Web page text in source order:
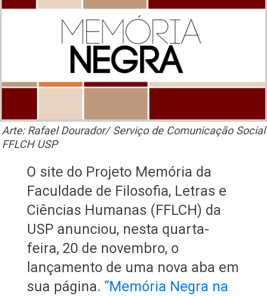
Arte: Rafael Dourador/ Serviço de Comunicação Social
FFLCH USP
O site do Projeto Memória da
Faculdade de Filosofia, Letras e
Ciências Humanas (FFLCH) da
USP anunciou, nesta quarta-
feira, 20 de novembro, o
lançamento de uma nova aba em
sua página. “Memória Negra na